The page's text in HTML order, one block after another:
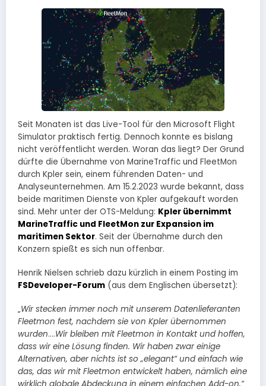
Seit Monaten ist das Live-Tool für den Microsoft Flight
Simulator praktisch fertig. Dennoch konnte es bislang
nicht veröffentlicht werden. Woran das liegt? Der Grund
dürfte die Übernahme von MarineTraffic und FleetMon
durch Kpler sein, einem führenden Daten- und
Analyseunternehmen. Am 15.2.2023 wurde bekannt, dass
beide maritimen Dienste von Kpler aufgekauft worden
sind. Mehr unter der OTS-Meldung: Kpler übernimmt
MarineTraffic und FleetMon zur Expansion im
maritimen Sektor. Seit der Übernahme durch den
Konzern spießt es sich nun offenbar.
Henrik Nielsen schrieb dazu kürzlich in einem Posting im
FSDeveloper-Forum (aus dem Englischen übersetzt):
„Wir stecken immer noch mit unserem Datenlieferanten
Fleetmon fest, nachdem sie von Kpler übernommen
wurden….Wir bleiben mit Fleetmon in Kontakt und hoffen,
dass wir eine Lösung finden. Wir haben zwar einige
Alternativen, aber nichts ist so „elegant“ und einfach wie
das, das wir mit Fleetmon entwickelt haben, nämlich eine